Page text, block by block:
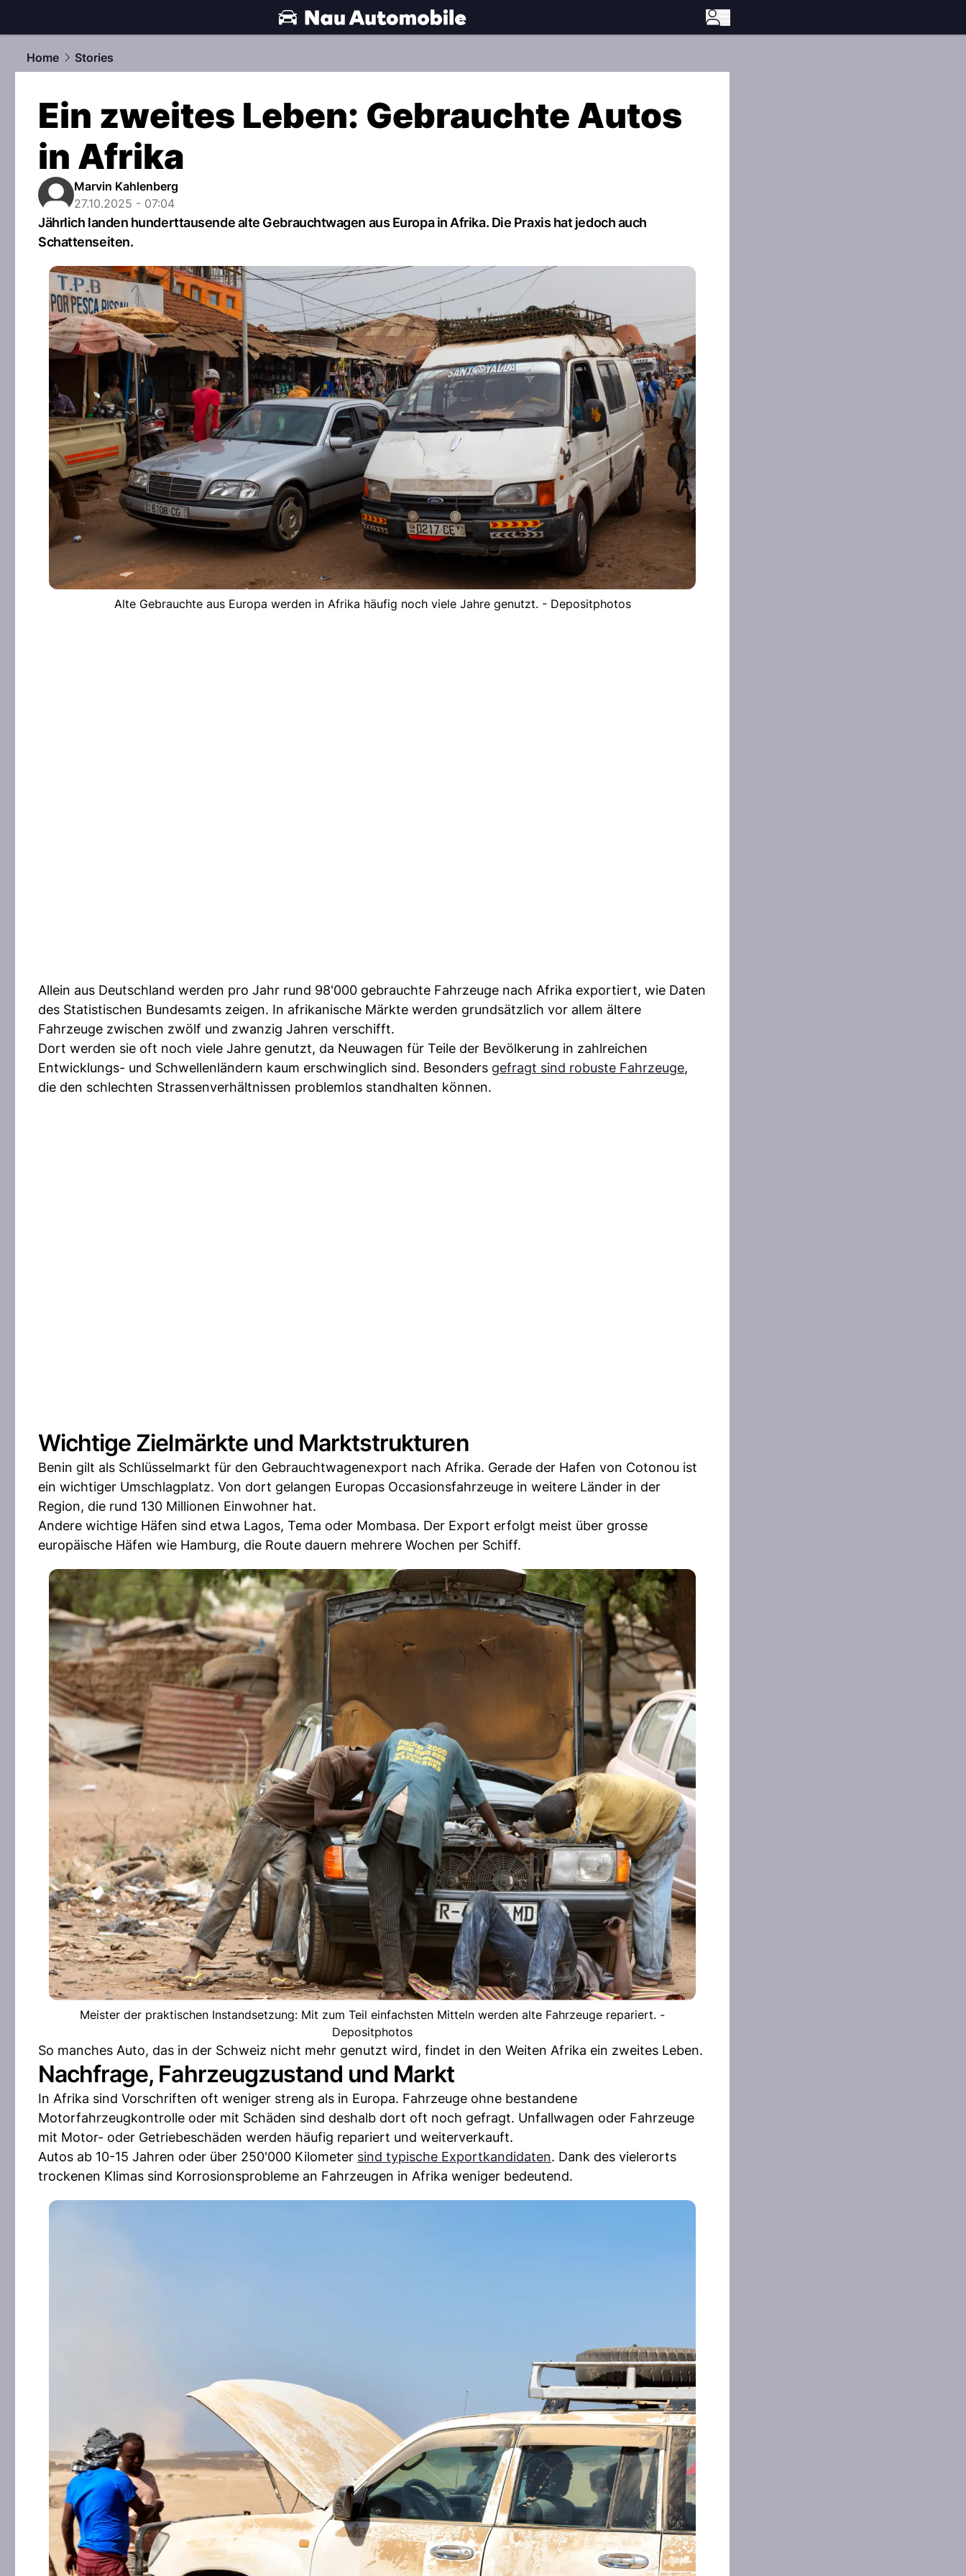
automobile.NAU.ch
Home
Stories
Ein zweites Leben: Gebrauchte Autos
in Afrika
Marvin Kahlenberg
27.10.2025 - 07:04
Jährlich landen hunderttausende alte Gebrauchtwagen aus Europa in Afrika. Die Praxis hat jedoch auch
Schattenseiten.
Alte Gebrauchte aus Europa werden in Afrika häufig noch viele Jahre genutzt. - Depositphotos
Allein aus Deutschland werden pro Jahr rund 98'000 gebrauchte Fahrzeuge nach Afrika exportiert, wie Daten
des Statistischen Bundesamts zeigen. In afrikanische Märkte werden grundsätzlich vor allem ältere
Fahrzeuge zwischen zwölf und zwanzig Jahren verschifft.
Dort werden sie oft noch viele Jahre genutzt, da Neuwagen für Teile der Bevölkerung in zahlreichen
Entwicklungs- und Schwellenländern kaum erschwinglich sind. Besonders gefragt sind robuste Fahrzeuge,
die den schlechten Strassenverhältnissen problemlos standhalten können.
Wichtige Zielmärkte und Marktstrukturen
Benin gilt als Schlüsselmarkt für den Gebrauchtwagenexport nach Afrika. Gerade der Hafen von Cotonou ist
ein wichtiger Umschlagplatz. Von dort gelangen Europas Occasionsfahrzeuge in weitere Länder in der
Region, die rund 130 Millionen Einwohner hat.
Andere wichtige Häfen sind etwa Lagos, Tema oder Mombasa. Der Export erfolgt meist über grosse
europäische Häfen wie Hamburg, die Route dauern mehrere Wochen per Schiff.
Meister der praktischen Instandsetzung: Mit zum Teil einfachsten Mitteln werden alte Fahrzeuge repariert. -
Depositphotos
So manches Auto, das in der Schweiz nicht mehr genutzt wird, findet in den Weiten Afrika ein zweites Leben.
Nachfrage, Fahrzeugzustand und Markt
In Afrika sind Vorschriften oft weniger streng als in Europa. Fahrzeuge ohne bestandene
Motorfahrzeugkontrolle oder mit Schäden sind deshalb dort oft noch gefragt. Unfallwagen oder Fahrzeuge
mit Motor- oder Getriebeschäden werden häufig repariert und weiterverkauft.
Autos ab 10-15 Jahren oder über 250'000 Kilometer sind typische Exportkandidaten. Dank des vielerorts
trockenen Klimas sind Korrosionsprobleme an Fahrzeugen in Afrika weniger bedeutend.